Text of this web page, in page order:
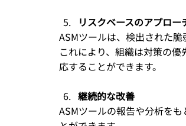
リスクベースのアプロー
ASMツールは、検出された脆
これにより、組織は対策の
応することができます。
継続的な改善
ASMツールの報告や分析を